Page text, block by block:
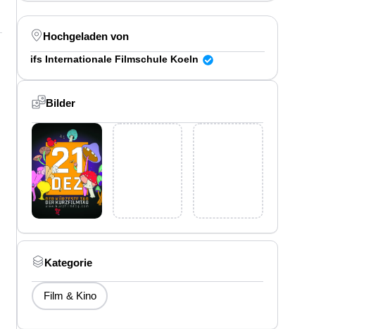
Hochgeladen von
ifs Internationale Filmschule Koeln
Bilder
Kategorie
Film & Kino